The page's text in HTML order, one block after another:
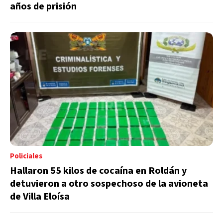
años de prisión
Policiales
Hallaron 55 kilos de cocaína en Roldán y
detuvieron a otro sospechoso de la avioneta
de Villa Eloísa